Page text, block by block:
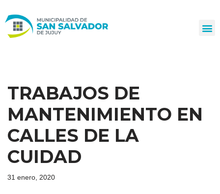
al
TRABAJOS DE
MANTENIMIENTO EN
CALLES DE LA
CUIDAD
31 enero, 2020